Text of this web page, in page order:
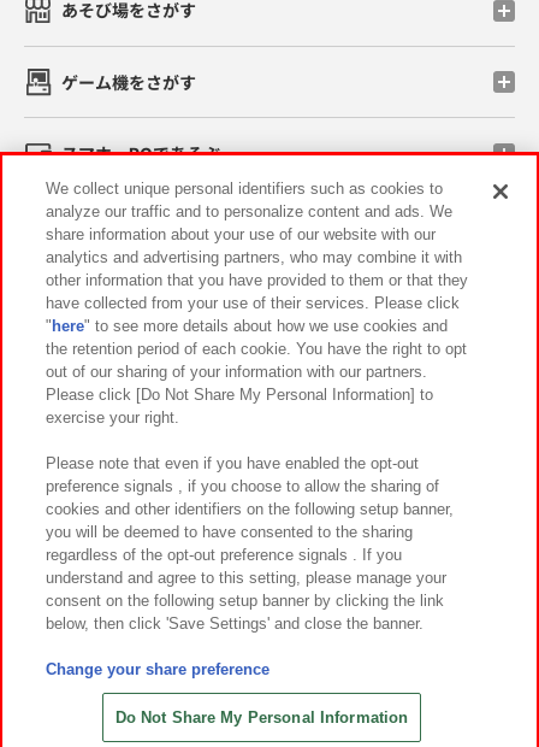
あそび場をさがす
ゲーム機をさがす
スマホ・PCであそぶ
イベント・キャンペーン
関連会社 サステナビリティ サイトポリシー
プライバシーポリシー ウェブアクセシビリティ方針と検証結果
お取引先さまとともに
カスタマーハラスメント対応方針 よくあるご質問・お問い合わせ
©Bandai Namco Amusement Inc.
©Bandai Namco Amusement Lab Inc.
©HANAYASHIKI Co., Ltd. All Rights Reserved.
We collect unique personal identifiers such as cookies to
analyze our traffic and to personalize content and ads. We
share information about your use of our website with our
analytics and advertising partners, who may combine it with
other information that you have provided to them or that they
have collected from your use of their services. Please click
" here" to see more details about how we use cookies and
the retention period of each cookie. You have the right to opt
out of our sharing of your information with our partners.
Please click [Do Not Share My Personal Information] to
exercise your right.
Please note that even if you have enabled the opt-out
preference signals , if you choose to allow the sharing of
cookies and other identifiers on the following setup banner,
you will be deemed to have consented to the sharing
regardless of the opt-out preference signals . If you
understand and agree to this setting, please manage your
consent on the following setup banner by clicking the link
below, then click 'Save Settings' and close the banner.
Change your share preference
Do Not Share My Personal Information